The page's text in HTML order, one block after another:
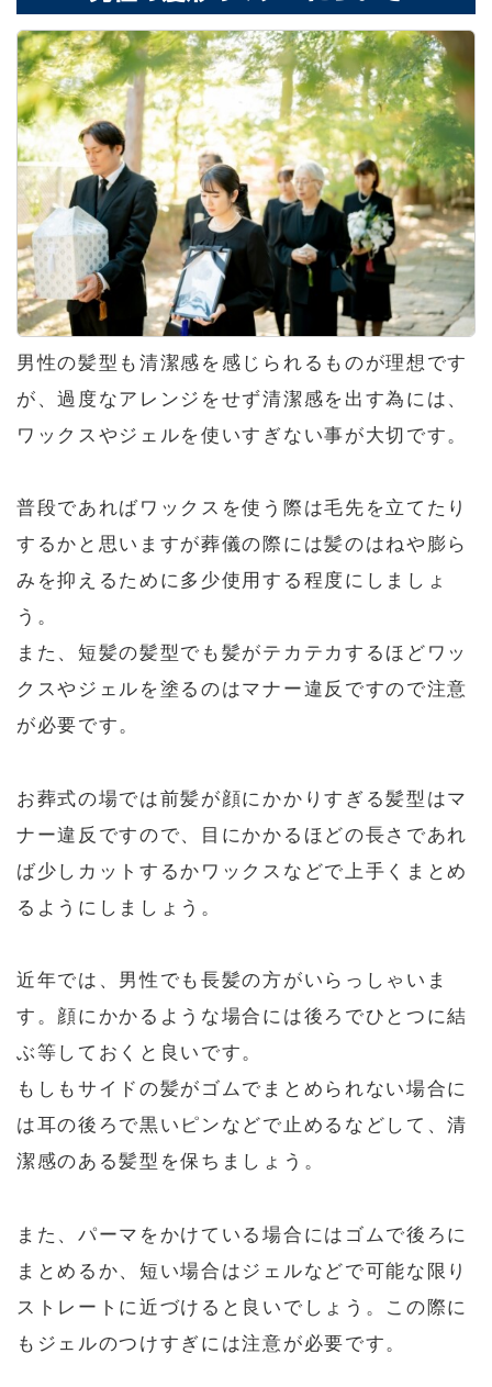
男性の髪型も清潔感を感じられるものが理想です
が、過度なアレンジをせず清潔感を出す為には、
ワックスやジェルを使いすぎない事が大切です。
普段であればワックスを使う際は毛先を立てたり
するかと思いますが葬儀の際には髪のはねや膨ら
みを抑えるために多少使用する程度にしましょ
う。
また、短髪の髪型でも髪がテカテカするほどワッ
クスやジェルを塗るのはマナー違反ですので注意
が必要です。
お葬式の場では前髪が顔にかかりすぎる髪型はマ
ナー違反ですので、目にかかるほどの長さであれ
ば少しカットするかワックスなどで上手くまとめ
るようにしましょう。
近年では、男性でも長髪の方がいらっしゃいま
す。顔にかかるような場合には後ろでひとつに結
ぶ等しておくと良いです。
もしもサイドの髪がゴムでまとめられない場合に
は耳の後ろで黒いピンなどで止めるなどして、清
潔感のある髪型を保ちましょう。
また、パーマをかけている場合にはゴムで後ろに
まとめるか、短い場合はジェルなどで可能な限り
ストレートに近づけると良いでしょう。この際に
もジェルのつけすぎには注意が必要です。